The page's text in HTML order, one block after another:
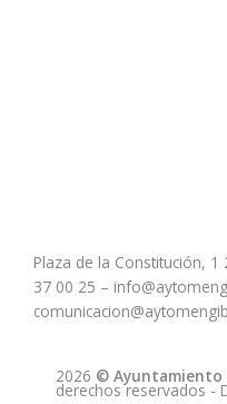
Plaza de la Constitución, 1
37 00 25 –
2026 © Ayuntamiento
derechos reservados -